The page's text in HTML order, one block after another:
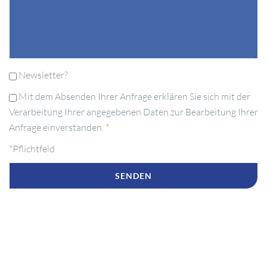
Newsletter?
Mit dem Absenden Ihrer Anfrage erklären Sie sich mit der
Verarbeitung Ihrer angegebenen Daten zur Bearbeitung Ihrer
Anfrage einverstanden. *
*Pflichtfeld